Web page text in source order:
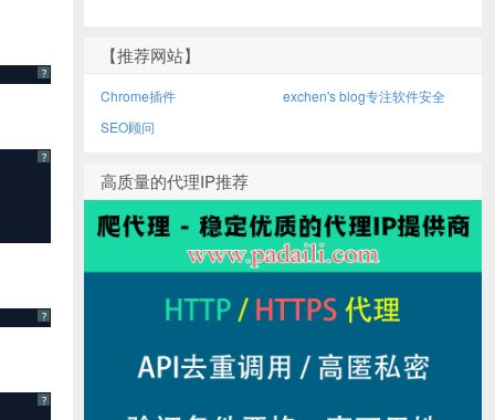
?
?
?
?
【推荐网站】
Chrome插件
exchen's blog专注软件安全
SEO顾问
高质量的代理IP推荐